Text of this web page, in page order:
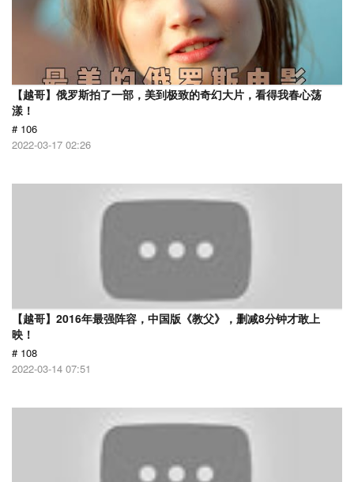
【越哥】俄罗斯拍了一部，美到极致的奇幻大片，看得我春心荡
漾！
# 106
2022-03-17 02:26
【越哥】2016年最强阵容，中国版《教父》，删减8分钟才敢上
映！
# 108
2022-03-14 07:51